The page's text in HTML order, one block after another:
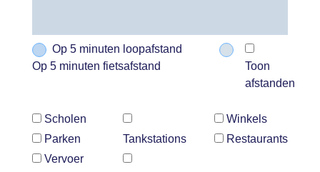
Op 5 minuten loopafstand
Op 5 minuten fietsafstand
Toon
afstanden
Scholen
Parken
Vervoer
Tankstations
Winkels
Restaurants